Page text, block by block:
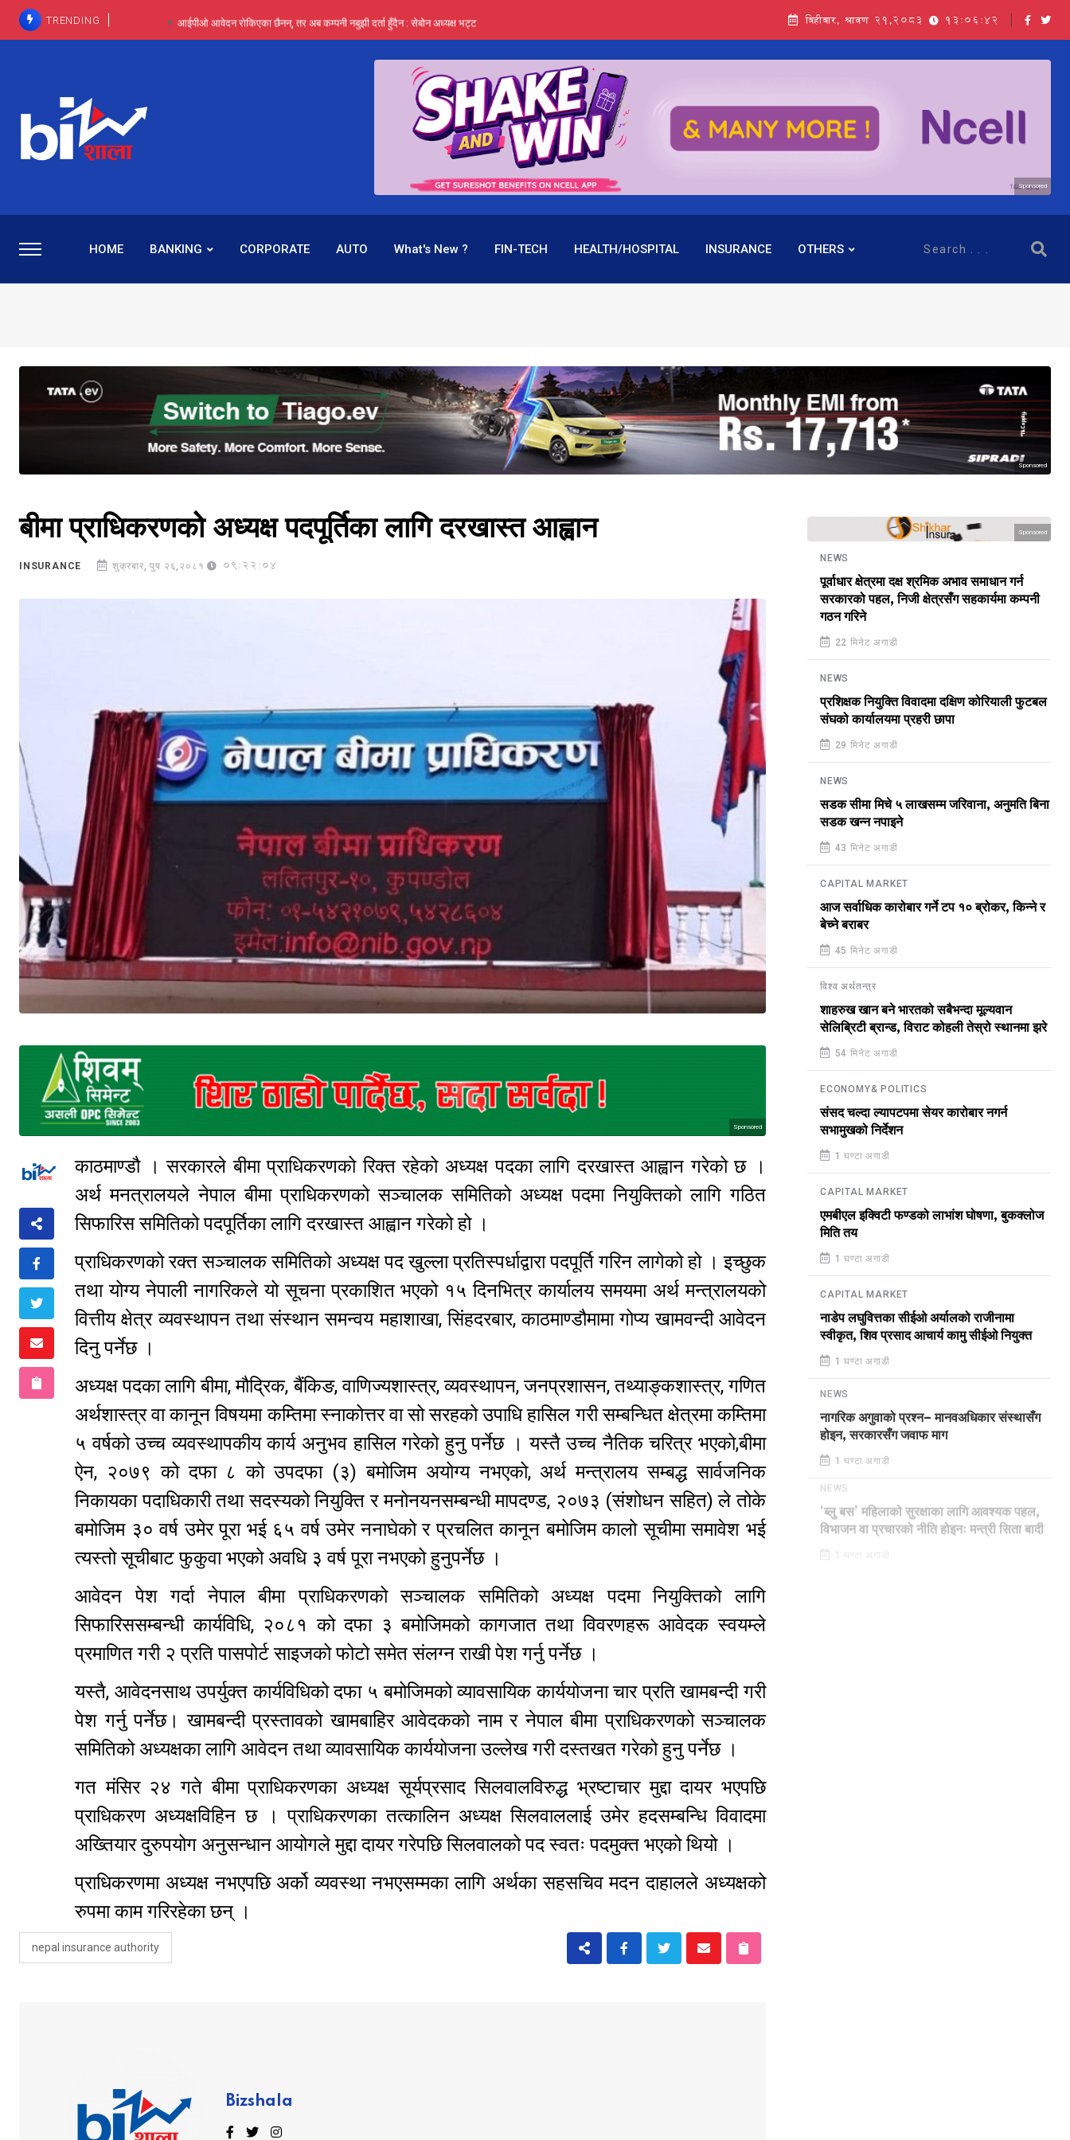
TRENDING आईपीओ आवेदन रोकिएका छैनन्, तर अब कम्पनी नबुझी दर्ता हुँदैन : सेबोन अध्यक्ष भट्ट
पाँच वर्षसम्म अदालत मौन, पद सकिएपछि महाप्रसाद ‘योग्य’ !
प्रभू बैंकका सञ्चालक बस्नेतमाथि राष्ट्र बैंकको ‘कन्सर्न’, प्रवक्ता भन्छन्- समूह फेरेर सञ्चालक पदमा बस्न मिल्दैन
५-६ वर्षदेखि बढुवा नहुँदा निराश थिइन् रश्मी, जागिर परिवर्तनको प्रयास पनि असफल
बिहीबार, श्रावण २१,२०८३ 13:06:43
Sponsored
HOME BANKING CORPORATE AUTO What's New ? FIN-TECH HEALTH/HOSPITAL INSURANCE OTHERS
Sponsored
बीमा प्राधिकरणको अध्यक्ष पदपूर्तिका लागि दरखास्त आह्वान
INSURANCE शुक्रबार, पुष २६,२०८१ 09:22:04
Sponsored
काठमाण्डौ । सरकारले बीमा प्राधिकरणको रिक्त रहेको अध्यक्ष पदका लागि दरखास्त आह्वान गरेको छ ।
अर्थ मनत्रालयले नेपाल बीमा प्राधिकरणको सञ्चालक समितिको अध्यक्ष पदमा नियुक्तिको लागि गठित
सिफारिस समितिको पदपूर्तिका लागि दरखास्त आह्वान गरेको हो ।
प्राधिकरणको रक्त सञ्चालक समितिको अध्यक्ष पद खुल्ला प्रतिस्पर्धाद्वारा पदपूर्ति गरिन लागेको हो । इच्छुक
तथा योग्य नेपाली नागरिकले यो सूचना प्रकाशित भएको १५ दिनभित्र कार्यालय समयमा अर्थ मन्त्रालयको
वित्तीय क्षेत्र व्यवस्थापन तथा संस्थान समन्वय महाशाखा, सिंहदरबार, काठमाण्डौमामा गोप्य खामवन्दी आवेदन
दिनु पर्नेछ ।
अध्यक्ष पदका लागि बीमा, मौद्रिक, बैंकिङ, वाणिज्यशास्त्र, व्यवस्थापन, जनप्रशासन, तथ्याङ्कशास्त्र, गणित
अर्थशास्त्र वा कानून विषयमा कम्तिमा स्नाकोत्तर वा सो सरहको उपाधि हासिल गरी सम्बन्धित क्षेत्रमा कम्तिमा
५ वर्षको उच्च व्यवस्थापकीय कार्य अनुभव हासिल गरेको हुनु पर्नेछ । यस्तै उच्च नैतिक चरित्र भएको,बीमा
ऐन, २०७९ को दफा ८ को उपदफा (३) बमोजिम अयोग्य नभएको, अर्थ मन्त्रालय सम्बद्ध सार्वजनिक
निकायका पदाधिकारी तथा सदस्यको नियुक्ति र मनोनयनसम्बन्धी मापदण्ड, २०७३ (संशोधन सहित) ले तोके
बमोजिम ३० वर्ष उमेर पूरा भई ६५ वर्ष उमेर ननाघेको र प्रचलित कानून बमोजिम कालो सूचीमा समावेश भई
त्यस्तो सूचीबाट फुकुवा भएको अवधि ३ वर्ष पूरा नभएको हुनुपर्नेछ ।
आवेदन पेश गर्दा नेपाल बीमा प्राधिकरणको सञ्चालक समितिको अध्यक्ष पदमा नियुक्तिको लागि
सिफारिससम्बन्धी कार्यविधि, २०८१ को दफा ३ बमोजिमको कागजात तथा विवरणहरू आवेदक स्वयम्ले
प्रमाणित गरी २ प्रति पासपोर्ट साइजको फोटो समेत संलग्न राखी पेश गर्नु पर्नेछ ।
यस्तै, आवेदनसाथ उपर्युक्त कार्यविधिको दफा ५ बमोजिमको व्यावसायिक कार्ययोजना चार प्रति खामबन्दी गरी
पेश गर्नु पर्नेछ। खामबन्दी प्रस्तावको खामबाहिर आवेदकको नाम र नेपाल बीमा प्राधिकरणको सञ्चालक
समितिको अध्यक्षका लागि आवेदन तथा व्यावसायिक कार्ययोजना उल्लेख गरी दस्तखत गरेको हुनु पर्नेछ ।
गत मंसिर २४ गते बीमा प्राधिकरणका अध्यक्ष सूर्यप्रसाद सिलवालविरुद्ध भ्रष्टाचार मुद्दा दायर भएपछि
प्राधिकरण अध्यक्षविहिन छ । प्राधिकरणका तत्कालिन अध्यक्ष सिलवाललाई उमेर हदसम्बन्धि विवादमा
अख्तियार दुरुपयोग अनुसन्धान आयोगले मुद्दा दायर गरेपछि सिलवालको पद स्वतः पदमुक्त भएको थियो ।
प्राधिकरणमा अध्यक्ष नभएपछि अर्को व्यवस्था नभएसम्मका लागि अर्थका सहसचिव मदन दाहालले अध्यक्षको
रुपमा काम गरिरहेका छन् ।
nepal insurance authority
Bizshala
Sponsored
NEWS
पूर्वाधार क्षेत्रमा दक्ष श्रमिक अभाव समाधान गर्न
सरकारको पहल, निजी क्षेत्रसँग सहकार्यमा कम्पनी
गठन गरिने
22 मिनेट अगाडी
NEWS
प्रशिक्षक नियुक्ति विवादमा दक्षिण कोरियाली फुटबल
संघको कार्यालयमा प्रहरी छापा
29 मिनेट अगाडी
NEWS
सडक सीमा मिचे ५ लाखसम्म जरिवाना, अनुमति बिना
सडक खन्न नपाइने
43 मिनेट अगाडी
CAPITAL MARKET
आज सर्वाधिक कारोबार गर्ने टप १० ब्रोकर, किन्ने र
बेच्ने बराबर
45 मिनेट अगाडी
विश्व अर्थतन्त्र
शाहरुख खान बने भारतको सबैभन्दा मूल्यवान
सेलिब्रिटी ब्रान्ड, विराट कोहली तेस्रो स्थानमा झरे
54 मिनेट अगाडी
ECONOMY& POLITICS
संसद चल्दा ल्यापटपमा सेयर कारोबार नगर्न
सभामुखको निर्देशन
1 घण्टा अगाडी
CAPITAL MARKET
एमबीएल इक्विटी फण्डको लाभांश घोषणा, बुकक्लोज
मिति तय
1 घण्टा अगाडी
CAPITAL MARKET
नाडेप लघुवित्तका सीईओ अर्यालको राजीनामा
स्वीकृत, शिव प्रसाद आचार्य कामु सीईओ नियुक्त
1 घण्टा अगाडी
NEWS
नागरिक अगुवाको प्रश्न– मानवअधिकार संस्थासँग
होइन, सरकारसँग जवाफ माग
1 घण्टा अगाडी
‘ब्लु बस’ महिलाको सुरक्षाका लागि आवश्यक पहल,
विभाजन वा प्रचारको नीति होइनः मन्त्री सिता बादी